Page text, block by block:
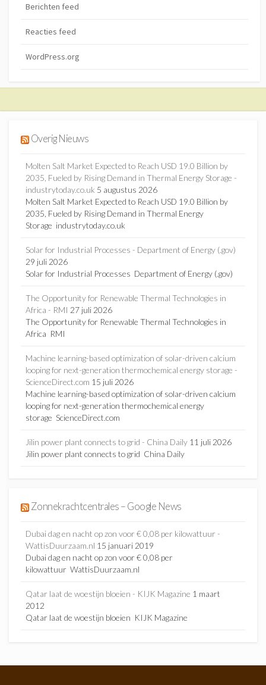
Berichten feed
Reacties feed
WordPress.org
Overig Nieuws
Molten Salt Market Expected to Reach USD 19.0 Billion by
2035, Fueled by Rising Demand in Thermal Energy Storage -
industrytoday.co.uk 5 augustus 2026
Molten Salt Market Expected to Reach USD 19.0 Billion by
2035, Fueled by Rising Demand in Thermal Energy
Storage industrytoday.co.uk
Solar for Industrial Processes - Department of Energy (.gov)
29 juli 2026
Solar for Industrial Processes Department of Energy (.gov)
The Opportunity for Renewable Thermal Technologies in
Africa - RMI 27 juli 2026
The Opportunity for Renewable Thermal Technologies in
Africa RMI
Machine learning-based optimization of solar-driven calcium
looping for next-generation thermochemical energy storage -
ScienceDirect.com 15 juli 2026
Machine learning-based optimization of solar-driven calcium
looping for next-generation thermochemical energy
storage ScienceDirect.com
Jilin power plant connects to grid - China Daily 11 juli 2026
Jilin power plant connects to grid China Daily
Zonnekrachtcentrales – Google News
Dubai dag en nacht op zon voor € 0,08 per kilowattuur -
WattisDuurzaam.nl 15 januari 2019
Dubai dag en nacht op zon voor € 0,08 per
kilowattuur WattisDuurzaam.nl
Qatar laat de woestijn bloeien - KIJK Magazine 1 maart
2012
Qatar laat de woestijn bloeien KIJK Magazine